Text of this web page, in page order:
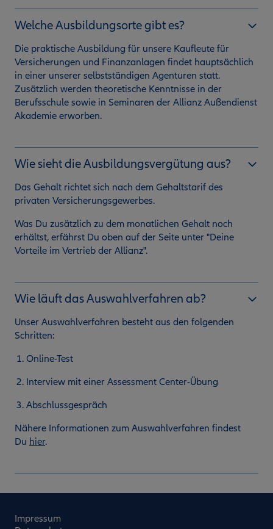
Welche Ausbildungsorte gibt es?
Die praktische Ausbildung für unsere Kaufleute für
Versicherungen und Finanzanlagen findet hauptsächlich
in einer unserer selbstständigen Agenturen statt.
Zusätzlich werden theoretische Kenntnisse in der
Berufsschule sowie in Seminaren der Allianz Außendienst
Akademie erworben.
Wie sieht die Ausbildungsvergütung aus?
Das Gehalt richtet sich nach dem Gehaltstarif des
privaten Versicherungsgewerbes.
Was Du zusätzlich zu dem monatlichen Gehalt noch
erhältst, erfährst Du oben auf der Seite unter "Deine
Vorteile im Vertrieb der Allianz".
Wie läuft das Auswahlverfahren ab?
Unser Auswahlverfahren besteht aus den folgenden
Schritten:
Online-Test
Interview mit einer Assessment Center-Übung
Abschlussgespräch
Nähere Informationen zum Auswahlverfahren findest
Du hier.
Impressum